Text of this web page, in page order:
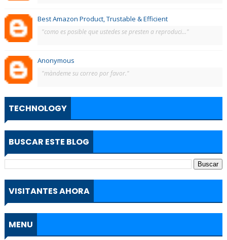
Best Amazon Product, Trustable & Efficient
"como es posible que ustedes se presten a reproduci..."
Anonymous
"màndeme su correo por favor."
TECHNOLOGY
BUSCAR ESTE BLOG
VISITANTES AHORA
MENU